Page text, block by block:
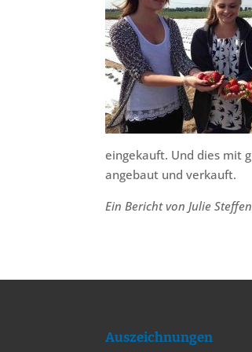
eingekauft. Und dies mit
angebaut und verkauft.
Ein Bericht von Julie
Auszeichnungen